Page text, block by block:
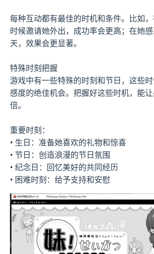
每种互动都有最佳的时机和条件。比如
时候邀请她外出，成功率会更高；在她
天，效果会更显著。
特殊时刻把握
游戏中有一些特殊的时刻和节日，这些
感度的绝佳机会。把握好这些时机，能
倍。
重要时刻：
• 生日：准备她喜欢的礼物和惊喜
• 节日：创造浪漫的节日氛围
• 纪念日：回忆美好的共同经历
• 困难时刻：给予支持和安慰